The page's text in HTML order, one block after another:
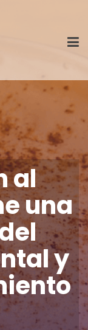
al
una
y